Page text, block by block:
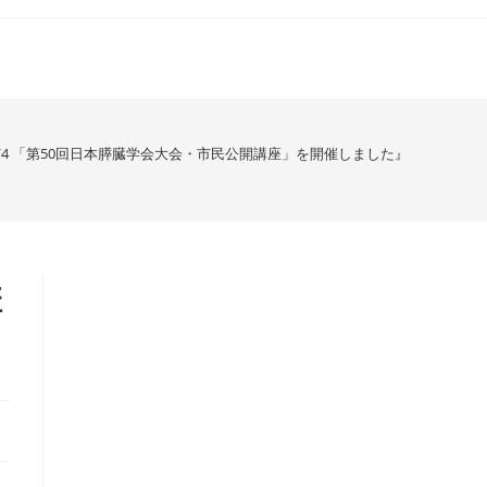
4 「第50回日本膵臓学会大会・市民公開講座」を開催しました』